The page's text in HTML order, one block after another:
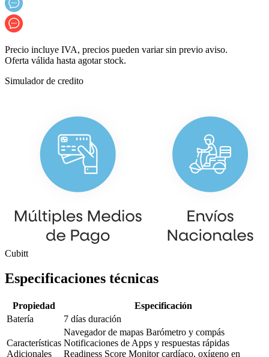
Precio incluye IVA, precios pueden variar sin previo aviso.
Oferta válida hasta agotar stock.
Simulador de credito
Cubitt
Especificaciones técnicas
Propiedad
Especificación
Batería
7 días duración
Características
Adicionales
Navegador de mapas Barómetro y compás
Notificaciones de Apps y respuestas rápidas
Readiness Score Monitor cardíaco, oxígeno en